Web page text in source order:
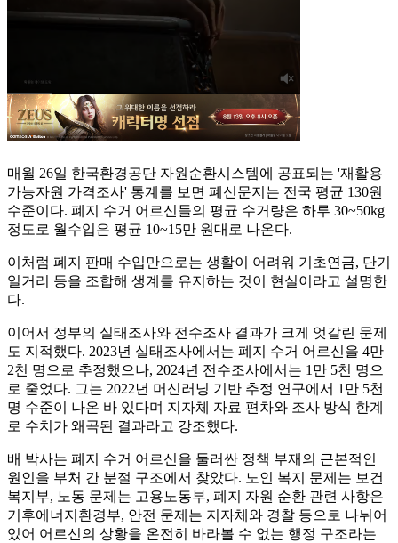
매월 26일 한국환경공단 자원순환시스템에 공표되는 '재활용
가능자원 가격조사' 통계를 보면 폐신문지는 전국 평균 130원
수준이다. 폐지 수거 어르신들의 평균 수거량은 하루 30~50kg
정도로 월수입은 평균 10~15만 원대로 나온다.
이처럼 폐지 판매 수입만으로는 생활이 어려워 기초연금, 단기
일거리 등을 조합해 생계를 유지하는 것이 현실이라고 설명한
다.
이어서 정부의 실태조사와 전수조사 결과가 크게 엇갈린 문제
도 지적했다. 2023년 실태조사에서는 폐지 수거 어르신을 4만
2천 명으로 추정했으나, 2024년 전수조사에서는 1만 5천 명으
로 줄었다. 그는 2022년 머신러닝 기반 추정 연구에서 1만 5천
명 수준이 나온 바 있다며 지자체 자료 편차와 조사 방식 한계
로 수치가 왜곡된 결과라고 강조했다.
배 박사는 폐지 수거 어르신을 둘러싼 정책 부재의 근본적인
원인을 부처 간 분절 구조에서 찾았다. 노인 복지 문제는 보건
복지부, 노동 문제는 고용노동부, 폐지 자원 순환 관련 사항은
기후에너지환경부, 안전 문제는 지자체와 경찰 등으로 나뉘어
있어 어르신의 상황을 온전히 바라볼 수 없는 행정 구조라는